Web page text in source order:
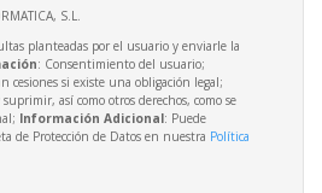
S.L.
planteadas por el usuario y enviarle la
: Consentimiento del usuario;
cesiones si existe una obligación legal;
así como otros derechos, como se
Información Adicional: Puede
de Protección de Datos en nuestra Política